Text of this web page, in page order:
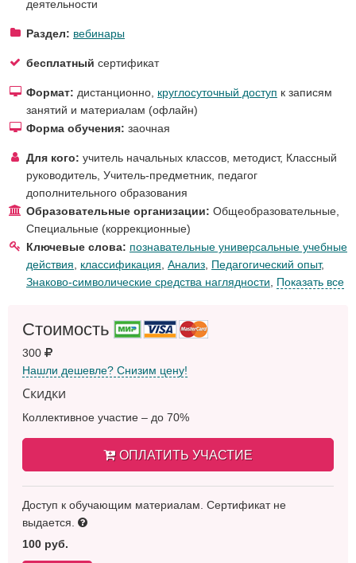
деятельности
Раздел: вебинары
бесплатный сертификат
Формат: дистанционно, круглосуточный доступ к записям
занятий и материалам (офлайн)
Форма обучения: заочная
Для кого: учитель начальных классов методист, Классный
руководитель Учитель-предметник педагог
дополнительного образования
Образовательные организации: Общеобразовательные
Специальные (коррекционные)
Ключевые слова: познавательные универсальные учебные
действия
классификация Анализ Педагогический опыт,
Знаково-символические средства наглядности
Показать все
Стоимость
300
Нашли дешевле? Снизим цену!
Скидки
Коллективное участие – до 70%
ОПЛАТИТЬ УЧАСТИЕ
Доступ к обучающим материалам. Сертификат не
выдается.
100 руб.